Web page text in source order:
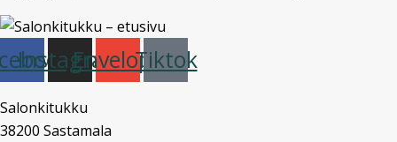
Instagram
EnvelopeTiktok
Salonkitukku
38200 Sastamala